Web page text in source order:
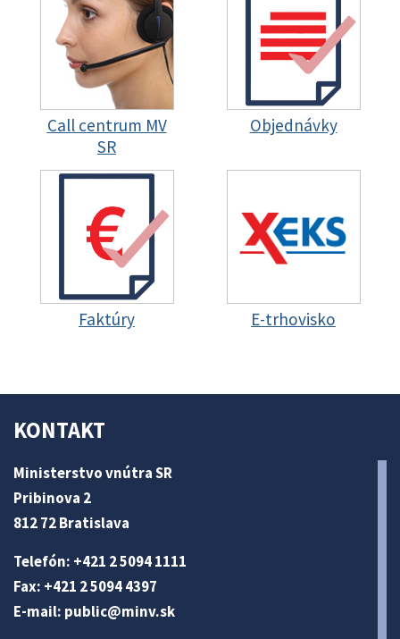
Call centrum MV
SR
Objednávky
Faktúry E-trhovisko
KONTAKT
Ministerstvo vnútra SR
Pribinova 2
812 72 Bratislava
Telefón: +421 2 5094 1111
Fax: +421 2 5094 4397
E-mail: public@minv.sk